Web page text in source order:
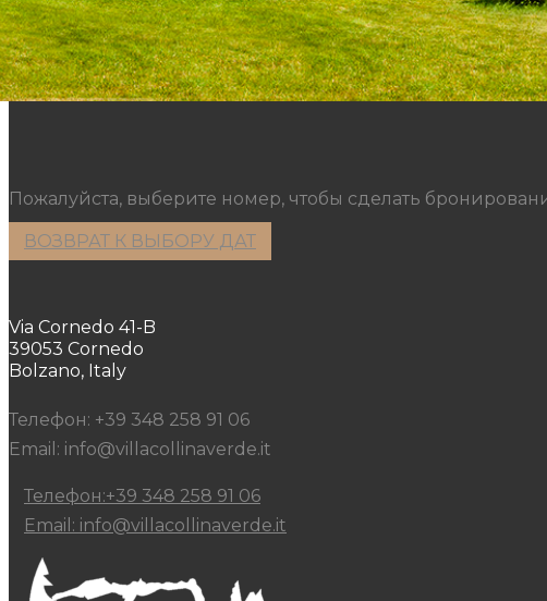
Пожалуйста, выберите номер, чтобы сделать
ВОЗВРАТ К ВЫБОРУ ДАТ
Via Cornedo 41-B
39053 Cornedo
Bolzano, Italy
Телефон: +39 348 258 91 06
Email: info@villacollinaverde.it
Телефон:+39 348 258 91 06
Email: info@villacollinaverde.it